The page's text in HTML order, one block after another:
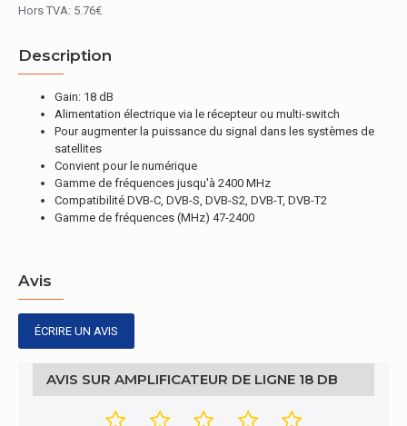
Hors TVA: 5.76€
Description
Gain: 18 dB
Alimentation électrique via le récepteur ou multi-switch
Pour augmenter la puissance du signal dans les systèmes de
satellites
Convient pour le numérique
Gamme de fréquences jusqu'à 2400 MHz
Compatibilité DVB-C, DVB-S, DVB-S2, DVB-T, DVB-T2
Gamme de fréquences (MHz) 47-2400
Avis
ÉCRIRE UN AVIS
AVIS SUR AMPLIFICATEUR DE LIGNE 18 DB